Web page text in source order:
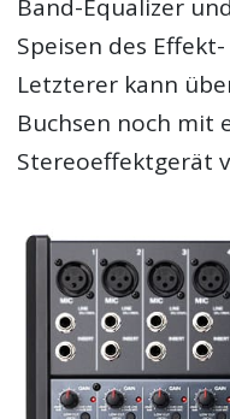
Band-Equalizer
Speisen des
Letzterer kann
Buchsen noch mit
Stereoeffektgerät